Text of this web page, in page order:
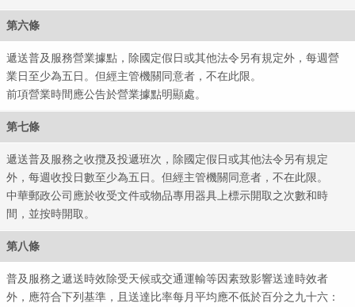
第六條
遞送普及服務營業據點，除國定假日或其他法令另有規定外，每週營
業日至少為五日。但經主管機關同意者，不在此限。
前項營業時間應公告於營業據點明顯處。
第七條
遞送普及服務之收攬及投遞班次，除國定假日或其他法令另有規定
外，每週收投日數至少為五日。但經主管機關同意者，不在此限。
中華郵政公司應於收受文件或物品專用器具上標示開取之次數和時
間，並按時開取。
第八條
普及服務之遞送時效除受天候或交通運輸等因素致影響送達時效者
外，應符合下列基準，且送達比率每月平均應不低於百分之九十六：